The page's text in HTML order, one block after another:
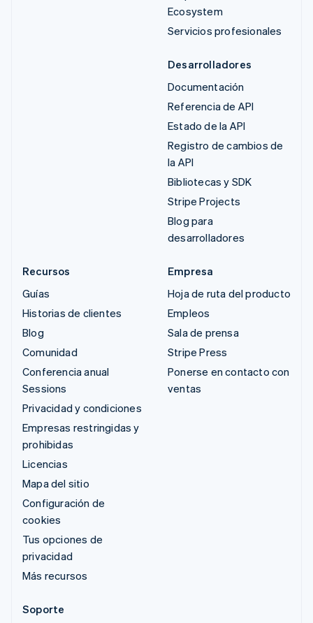
Ecosystem
Servicios profesionales
Desarrolladores
Documentación
Referencia de API
Estado de la API
Registro de cambios de
la API
Bibliotecas y SDK
Stripe Projects
Blog para
desarrolladores
Recursos
Guías
Historias de clientes
Blog
Comunidad
Conferencia anual
Sessions
Privacidad y condiciones
Empresas restringidas y
prohibidas
Licencias
Mapa del sitio
Configuración de
cookies
Tus opciones de
privacidad
Más recursos
Empresa
Hoja de ruta del producto
Empleos
Sala de prensa
Stripe Press
Ponerse en contacto con
ventas
Soporte